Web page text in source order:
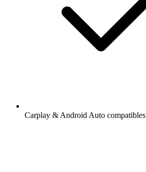
Carplay & Android Auto compatibles